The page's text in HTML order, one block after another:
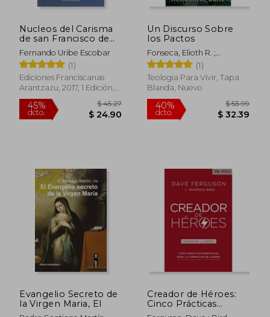
Nucleos del Carisma
de san Francisco de
Asis
Fernando Uribe Escobar
(1)
Ediciones Franciscanas
Arantzazu, 2017, 1 Edición,
Tapa Blanda, Nuevo
45%
dcto. $ 24.90
Un Discurso Sobre
los Pactos
Fonseca, Elioth R. ;
Caballero, Jaime D. ;
Barcellos, Richard C.
(1)
Teologia Para Vivir, Tapa
Blanda, Nuevo
40%
dcto.
Evangelio Secreto de
la Virgen Maria, El
Creador de Héroes:
Cinco Prácticas
Esenciales Para la